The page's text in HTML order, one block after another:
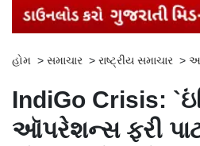
હોમ > સમાચાર > રાષ્ટ્રીય સમાચાર >
IndiGo Crisis:
ઑપરેશન્સ ફરી